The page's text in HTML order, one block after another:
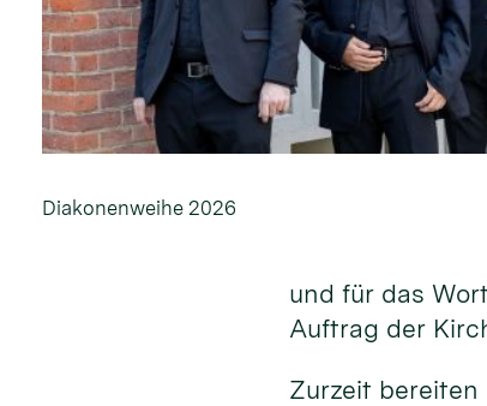
Diakonenweihe 2026
und für das
Auftrag der
Zurzeit bereiten